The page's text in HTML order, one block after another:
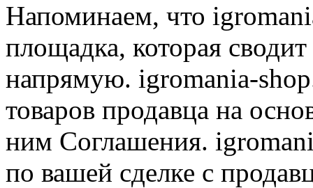
Напоминаем, что
площадка, которая
напрямую. igromania-
товаров продавца на
ним Соглашения.
по вашей сделке с